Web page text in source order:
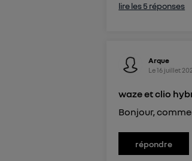
lire les 5 réponses
Arque
Le16 juillet
waze et clio
Bonjour,
répondre